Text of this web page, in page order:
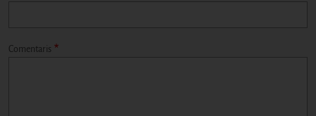
Comentaris